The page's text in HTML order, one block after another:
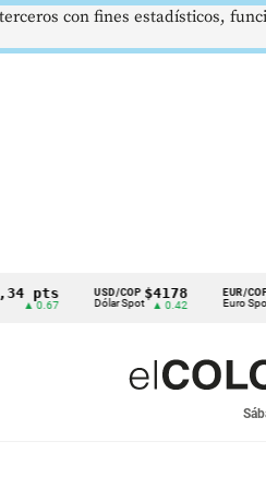
USD/COP
Dólar Spot
$4178
▲ 0.42
EUR/COP
Euro Spot
$3639
—
con fines estadísticos,